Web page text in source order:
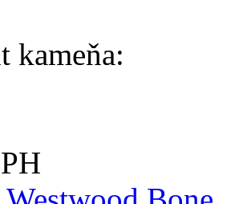
kameňa: